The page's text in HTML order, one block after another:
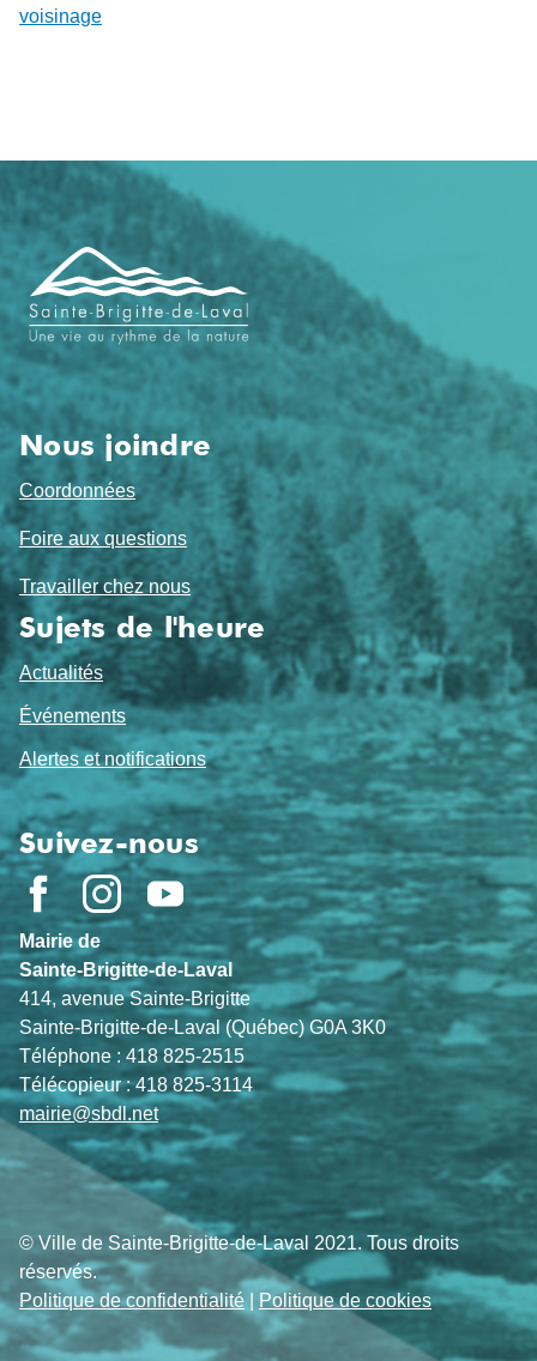
voisinage
Navigation
de
pied
de
page
Nous joindre
Coordonnées
Foire aux questions
Travailler chez nous
Sujets de l'heure
Actualités
Événements
Alertes et notifications
Suivez-nous
Mairie de
Sainte-Brigitte-de-Laval
414, avenue Sainte-Brigitte
Sainte-Brigitte-de-Laval (Québec) G0A 3K0
Téléphone : 418 825-2515
Télécopieur : 418 825-3114
mairie@sbdl.net
© Ville de Sainte-Brigitte-de-Laval 2021. Tous droits
réservés.
Politique de confidentialité
Politique de cookies